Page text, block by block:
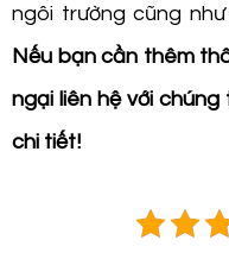
ngôi trường cũng
Nếu bạn cần thêm
ngại liên hệ với
chi tiết!